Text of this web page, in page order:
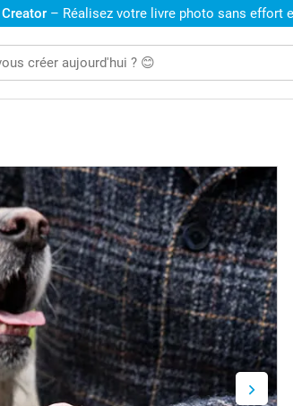
– Réalisez votre livre photo sans effort